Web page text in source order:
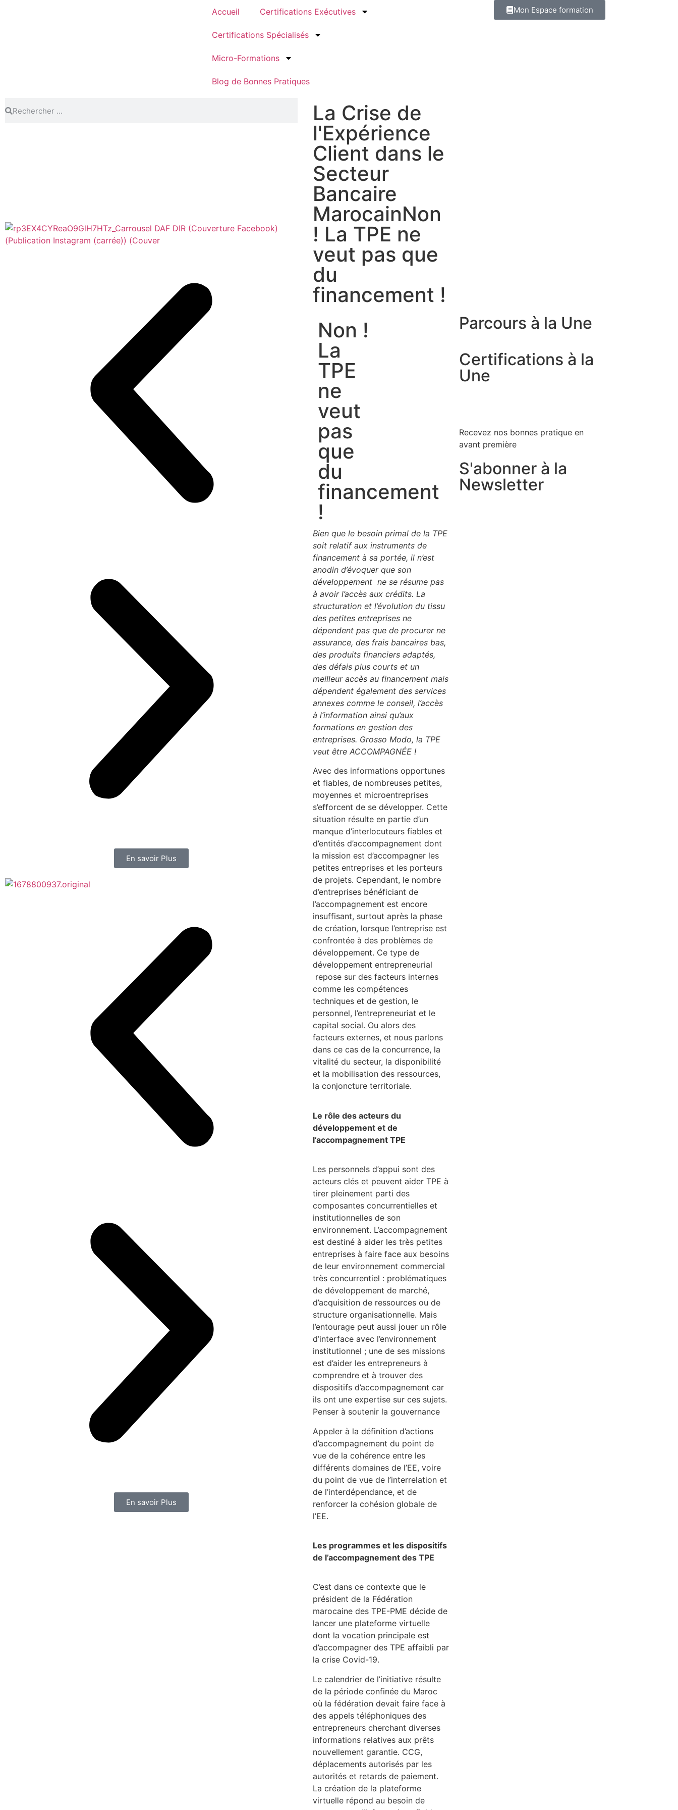
Accueil Certifications Exécutives
Certifications Spécialisés
Micro-Formations
Blog de Bonnes Pratiques
Mon Espace formation
En savoir Plus
En savoir Plus
La Crise de
l'Expérience
Client dans le
Secteur
Bancaire
MarocainNon
! La TPE ne
veut pas que
du
financement !
Non !
La
TPE
ne
veut
pas
que
du
financement
!
Bien que le besoin primal de la TPE
soit relatif aux instruments de
financement à sa portée, il n’est
anodin d’évoquer que son
développement ne se résume pas
à avoir l’accès aux crédits. La
structuration et l’évolution du tissu
des petites entreprises ne
dépendent pas que de procurer ne
assurance, des frais bancaires bas,
des produits financiers adaptés,
des défais plus courts et un
meilleur accès au financement mais
dépendent également des services
annexes comme le conseil, l’accès
à l’information ainsi qu’aux
formations en gestion des
entreprises. Grosso Modo, la TPE
veut être ACCOMPAGNÉE !
Avec des informations opportunes
et fiables, de nombreuses petites,
moyennes et microentreprises
s’efforcent de se développer. Cette
situation résulte en partie d’un
manque d’interlocuteurs fiables et
d’entités d’accompagnement dont
la mission est d’accompagner les
petites entreprises et les porteurs
de projets. Cependant, le nombre
d’entreprises bénéficiant de
l’accompagnement est encore
insuffisant, surtout après la phase
de création, lorsque l’entreprise est
confrontée à des problèmes de
développement. Ce type de
développement entrepreneurial
repose sur des facteurs internes
comme les compétences
techniques et de gestion, le
personnel, l’entrepreneuriat et le
capital social. Ou alors des
facteurs externes, et nous parlons
dans ce cas de la concurrence, la
vitalité du secteur, la disponibilité
et la mobilisation des ressources,
la conjoncture territoriale.
Le rôle des acteurs du
développement et de
l’accompagnement TPE
Les personnels d’appui sont des
acteurs clés et peuvent aider TPE à
tirer pleinement parti des
composantes concurrentielles et
institutionnelles de son
environnement. L’accompagnement
est destiné à aider les très petites
entreprises à faire face aux besoins
de leur environnement commercial
très concurrentiel : problématiques
de développement de marché,
d’acquisition de ressources ou de
structure organisationnelle. Mais
l’entourage peut aussi jouer un rôle
d’interface avec l’environnement
institutionnel ; une de ses missions
est d’aider les entrepreneurs à
comprendre et à trouver des
dispositifs d’accompagnement car
ils ont une expertise sur ces sujets.
Penser à soutenir la gouvernance
Appeler à la définition d’actions
d’accompagnement du point de
vue de la cohérence entre les
différents domaines de l’EE, voire
du point de vue de l’interrelation et
de l’interdépendance, et de
renforcer la cohésion globale de
l’EE.
Les programmes et les dispositifs
de l’accompagnement des TPE
C’est dans ce contexte que le
président de la Fédération
marocaine des TPE-PME décide de
lancer une plateforme virtuelle
dont la vocation principale est
d’accompagner des TPE affaibli par
la crise Covid-19.
Le calendrier de l’initiative résulte
de la période confinée du Maroc
où la fédération devait faire face à
des appels téléphoniques des
entrepreneurs cherchant diverses
informations relatives aux prêts
nouvellement garantie. CCG,
déplacements autorisés par les
autorités et retards de paiement.
La création de la plateforme
virtuelle répond au besoin de
Parcours à la Une
Certifications à la
Une
Recevez nos bonnes pratique en
avant première
S'abonner à la
Newsletter